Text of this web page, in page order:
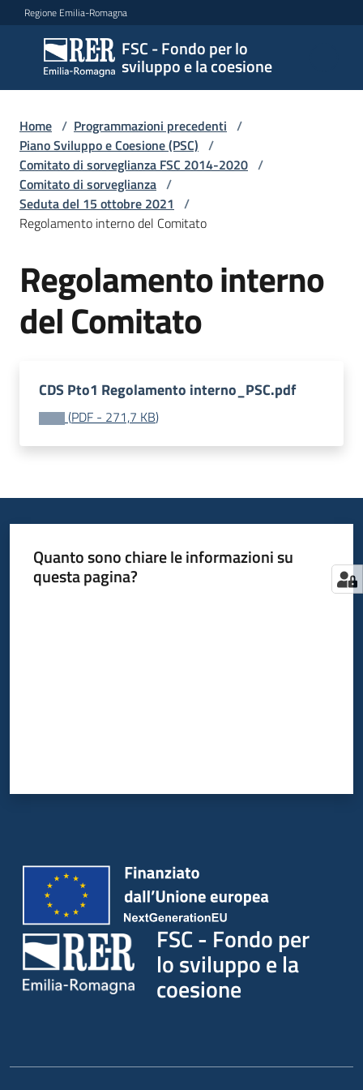
Vai al contenuto
Vai alla navigazione
Vai al footer
Regione Emilia-Romagna
FSC - Fondo per lo
sviluppo e la coesione
FSC -
Fondo
per lo
sviluppo
e la
coesione
Novità
FSC
2021
-2027
Programmazioni
precedenti
Home / Programmazioni precedenti /
Piano Sviluppo e Coesione (PSC) /
Comitato di sorveglianza FSC 2014-2020 /
Comitato di sorveglianza /
Seduta del 15 ottobre 2021 /
Regolamento interno del Comitato
Regolamento interno
del Comitato
CDS Pto1 Regolamento interno_PSC.pdf
(PDF - 271,7 KB)
Quanto sono chiare le informazioni su
questa pagina?
FSC - Fondo per
lo sviluppo e la
coesione